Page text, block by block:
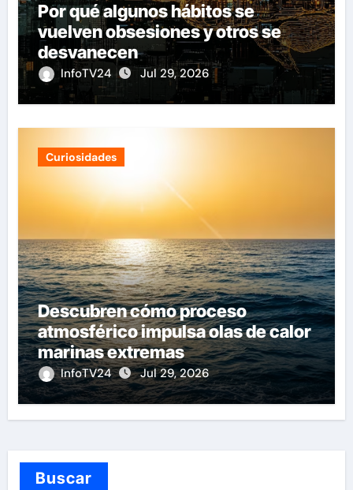
Por qué algunos hábitos se
vuelven obsesiones y otros se
desvanecen
InfoTV24 Jul 29, 2026
Curiosidades
Descubren cómo proceso
atmosférico impulsa olas de calor
marinas extremas
InfoTV24 Jul 29, 2026
Buscar